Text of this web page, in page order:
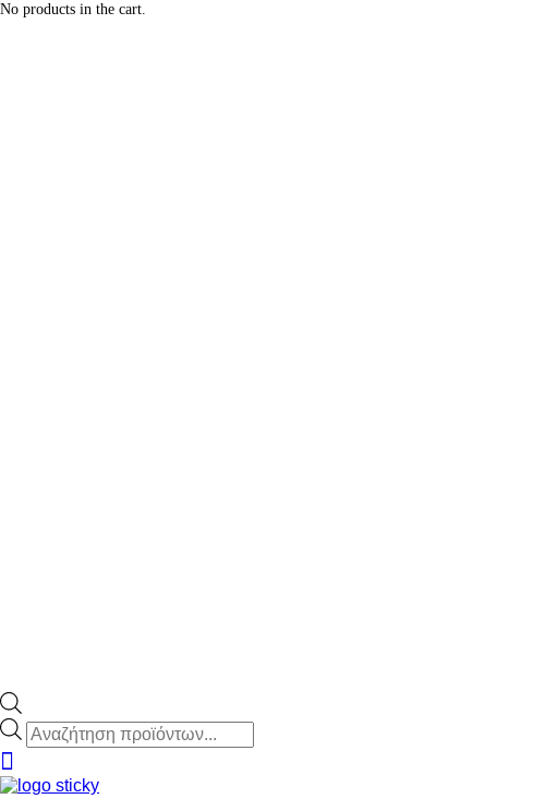
No products in the cart.
Products
search